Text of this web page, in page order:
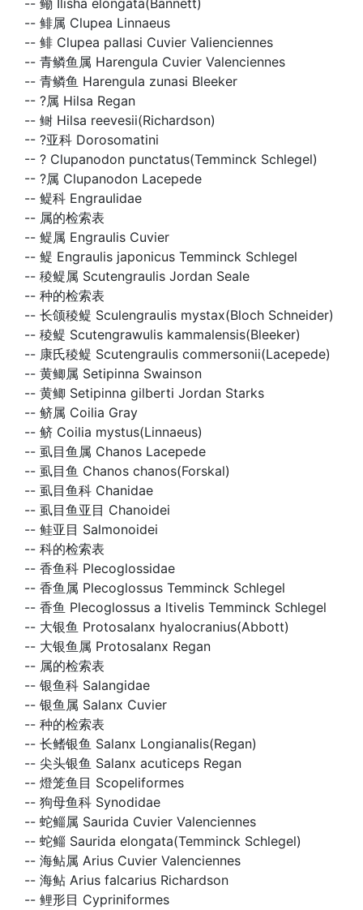
-- 鳓 Ilisha elongata(Bannett)
-- 鲱属 Clupea Linnaeus
-- 鲱 Clupea pallasi Cuvier Valienciennes
-- 青鳞鱼属 Harengula Cuvier Valenciennes
-- 青鳞鱼 Harengula zunasi Bleeker
-- ?属 Hilsa Regan
-- 鲥 Hilsa reevesii(Richardson)
-- ?亚科 Dorosomatini
-- ? Clupanodon punctatus(Temminck Schlegel)
-- ?属 Clupanodon Lacepede
-- 鳀科 Engraulidae
-- 属的检索表
-- 鳀属 Engraulis Cuvier
-- 鳀 Engraulis japonicus Temminck Schlegel
-- 稜鳀属 Scutengraulis Jordan Seale
-- 种的检索表
-- 长颌稜鳀 Sculengraulis mystax(Bloch Schneider)
-- 稜鳀 Scutengrawulis kammalensis(Bleeker)
-- 康氏稜鳀 Scutengraulis commersonii(Lacepede)
-- 黄鲫属 Setipinna Swainson
-- 黄鲫 Setipinna gilberti Jordan Starks
-- 鲚属 Coilia Gray
-- 鲚 Coilia mystus(Linnaeus)
-- 虱目鱼属 Chanos Lacepede
-- 虱目鱼 Chanos chanos(Forskal)
-- 虱目鱼科 Chanidae
-- 虱目鱼亚目 Chanoidei
-- 鲑亚目 Salmonoidei
-- 科的检索表
-- 香鱼科 Plecoglossidae
-- 香鱼属 Plecoglossus Temminck Schlegel
-- 香鱼 Plecoglossus a ltivelis Temminck Schlegel
-- 大银鱼 Protosalanx hyalocranius(Abbott)
-- 大银鱼属 Protosalanx Regan
-- 属的检索表
-- 银鱼科 Salangidae
-- 银鱼属 Salanx Cuvier
-- 种的检索表
-- 长鳍银鱼 Salanx Longianalis(Regan)
-- 尖头银鱼 Salanx acuticeps Regan
-- 燈笼鱼目 Scopeliformes
-- 狗母鱼科 Synodidae
-- 蛇鲻属 Saurida Cuvier Valenciennes
-- 蛇鲻 Saurida elongata(Temminck Schlegel)
-- 海鲇属 Arius Cuvier Valenciennes
-- 海鲇 Arius falcarius Richardson
-- 鲤形目 Cypriniformes